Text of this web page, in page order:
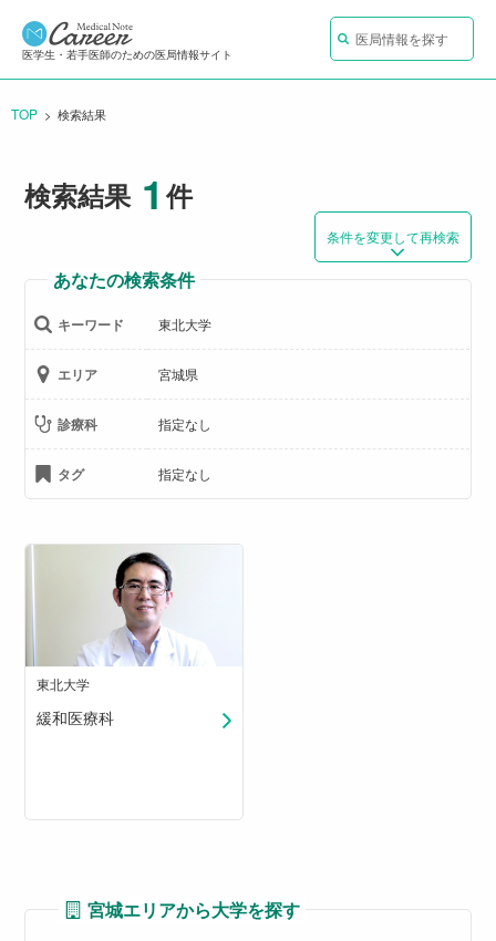
医学生・若手医師のための医局情報サイト
医局情報を探す
TOP CURRENT:
検索結果
検索結果 1 件
条件を変更して再検索
あなたの検索条件
キーワード 東北大学
エリア 宮城県
診療科 指定なし
タグ 指定なし
東北大学
緩和医療科
宮城エリアから大学を探す